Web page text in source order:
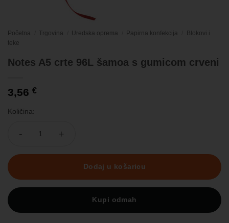
Početna Trgovina Uredska oprema Papirna konfekcija
Blokovi i
teke
Notes A5 crte 96L šamoa s gumicom crveni
3,56 €
Količina:
Dodaj u košaricu
Kupi odmah